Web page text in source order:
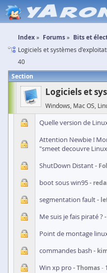
Index Forums Bits et
Logiciels et systèmes
40
Section
Logiciels et
Windows, Mac OS,
Quelle version de
Attention Newbie !
"smeet decouvre
ShutDown Distant
boot sous win95
segmentation fault
Me suis je fais piraté ?
Point de montage
commandes bash
Win xp pro Thomas 1